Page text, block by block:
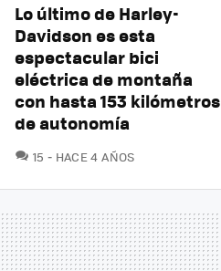
Lo último de Harley-
Davidson es esta
espectacular bici
eléctrica de montaña
con hasta 153 kilómetros
de autonomía
15 COMENTARIOS
HACE 4 AÑOS